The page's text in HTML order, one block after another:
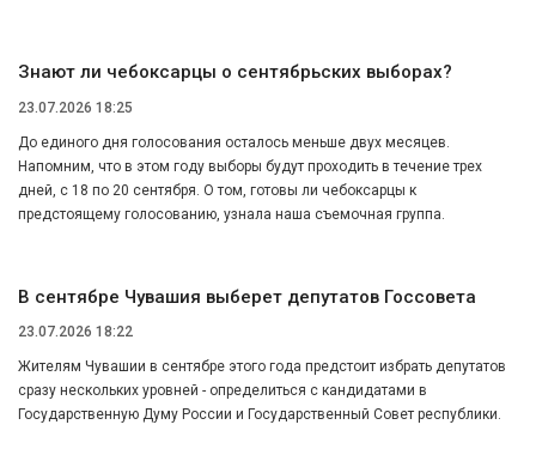
Знают ли чебоксарцы о сентябрьских выборах?
23.07.2026 18:25
До единого дня голосования осталось меньше двух месяцев.
Напомним, что в этом году выборы будут проходить в течение трех
дней, с 18 по 20 сентября. О том, готовы ли чебоксарцы к
предстоящему голосованию, узнала наша съемочная группа.
В сентябре Чувашия выберет депутатов Госсовета
23.07.2026 18:22
Жителям Чувашии в сентябре этого года предстоит избрать депутатов
сразу нескольких уровней - определиться с кандидатами в
Государственную Думу России и Государственный Совет республики.